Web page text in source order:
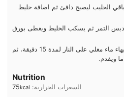
الحليب ليصبح دافئ ثم اضافة خليط
دبس التمر ثم يسكب الخليط ويغطى بورق
توضع القوالب في طاسة بهاء ماء مغلي على النار لمدة 15 دقيقة، ثم
ويقدم.
Nutrition
السعرات الحرارية: 75kcal